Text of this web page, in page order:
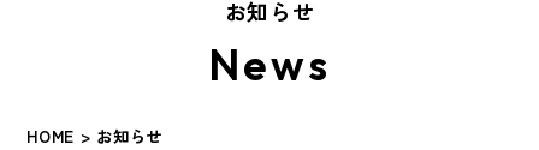
お知らせ
News
HOME > お知らせ